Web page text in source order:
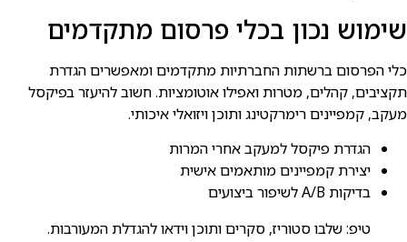
שימוש נכון בכלי פרסום מתקדמים
כלי הפרסום ברשתות החברתיות מתקדמים ומאפשרים הגדרת
תקציבים, קהלים, מטרות ואפילו אוטומציות. חשוב להיעזר בפיקסל
מעקב, קמפיינים רימרקטינג ותוכן ויזואלי איכותי.
הגדרת פיקסל למעקב אחרי המרות
יצירת קמפיינים מותאמים אישית
בדיקות A/B לשיפור ביצועים
טיפ: שלבו סטוריז, סקרים ותוכן וידאו להגדלת המעורבות.